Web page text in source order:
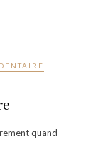
quand